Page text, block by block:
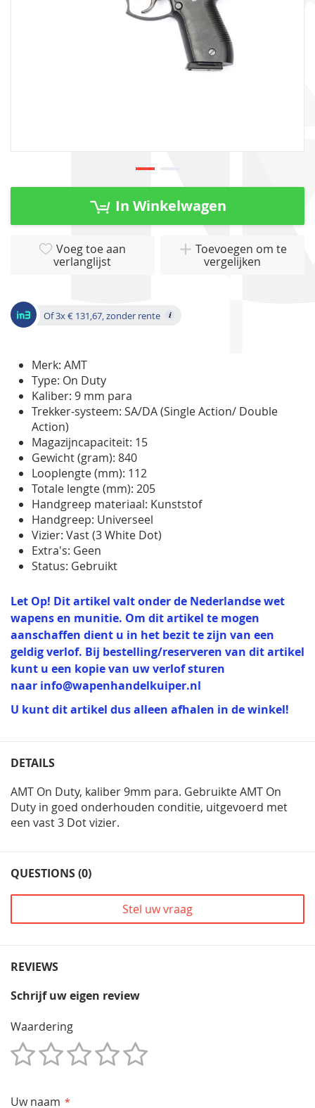
Ga
In Winkelwagen
Voeg toe aan
verlanglijst
Toevoegen om te
vergelijken
Of 3x € 131,67, zonder rente
Merk: AMT
Type: On Duty
Kaliber: 9 mm para
Trekker-systeem: SA/DA (Single Action/ Double
Action)
Magazijncapaciteit: 15
Gewicht (gram): 840
Looplengte (mm): 112
Totale lengte (mm): 205
Handgreep materiaal: Kunststof
Handgreep: Universeel
Vizier: Vast (3 White Dot)
Extra's: Geen
Status: Gebruikt
Let Op! Dit artikel valt onder de Nederlandse wet
wapens en munitie. Om dit artikel te mogen
aanschaffen dient u in het bezit te zijn van een
geldig verlof. Bij bestelling/reserveren van dit artikel
kunt u een kopie van uw verlof sturen
naar info@wapenhandelkuiper.nl
U kunt dit artikel dus alleen afhalen in de winkel!
DETAILS
AMT On Duty, kaliber 9mm para. Gebruikte AMT On
Duty in goed onderhouden conditie, uitgevoerd met
een vast 3 Dot vizier.
QUESTIONS (0)
Stel uw vraag
REVIEWS
Schrijf uw eigen review
Waardering
Uw naam